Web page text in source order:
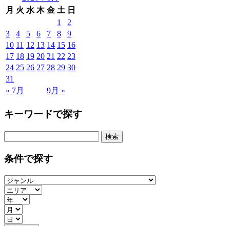
月 火 水 木 金 土 日
« 7月 9月 »
1
2
3
4 5 6 7 8
9
10 11 12 13 14 15 16
17 18 19 20 21 22 23
24 25 26 27 28 29 30
31
キーワードで探す
条件で探す